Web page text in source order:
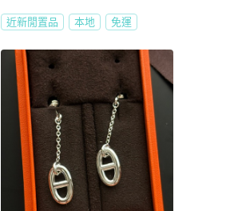
近新閒置品 本地 免運